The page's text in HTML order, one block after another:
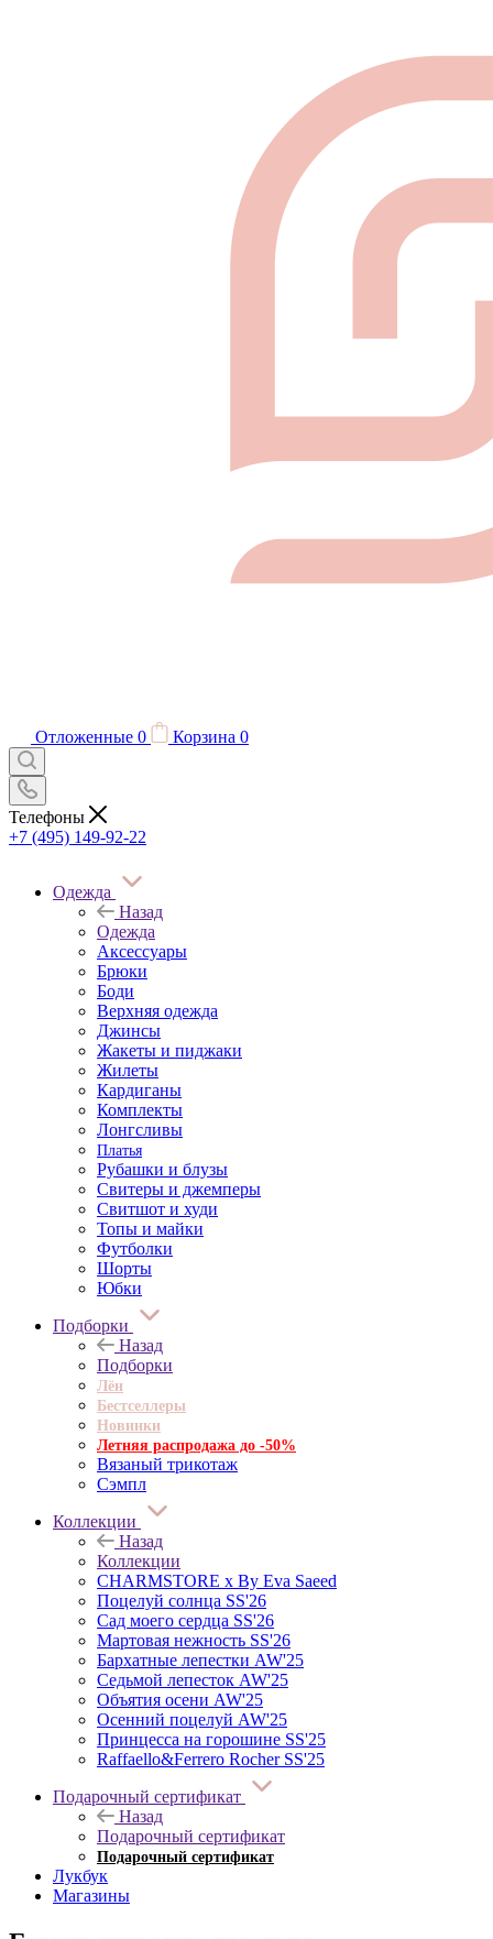
Отложенные 0 Корзина 0
Телефоны
+7 (495) 149-92-22
Одежда
Назад
Одежда
Аксессуары
Брюки
Боди
Верхняя одежда
Джинсы
Жакеты и пиджаки
Жилеты
Кардиганы
Комплекты
Лонгсливы
Платья
Рубашки и блузы
Свитеры и джемперы
Свитшот и худи
Топы и майки
Футболки
Шорты
Юбки
Подборки
Назад
Подборки
Лён
Бестселлеры
Новинки
Летняя распродажа до -50%
Вязаный трикотаж
Сэмпл
Коллекции
Назад
Коллекции
CHARMSTORE х By Eva Saeed
Поцелуй солнца SS'26
Сад моего сердца SS'26
Мартовая нежность SS'26
Бархатные лепестки AW'25
Седьмой лепесток AW'25
Объятия осени AW'25
Осенний поцелуй AW'25
Принцесса на горошине SS'25
Raffaello&Ferrero Rocher SS'25
Подарочный сертификат
Назад
Подарочный сертификат
Подарочный сертификат
Лукбук
Магазины